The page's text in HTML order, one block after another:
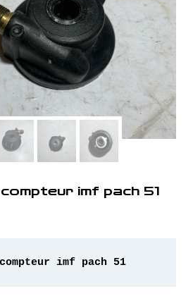
imf pach 51
entraineur de compteur imf pach 51